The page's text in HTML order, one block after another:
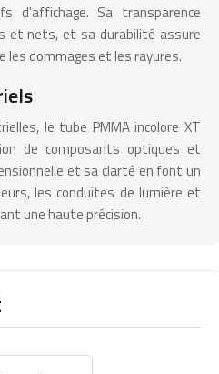
d'affichage. Sa transparence
et nets, et sa durabilité assure
les dommages et les rayures.
le tube PMMA incolore XT
de composants optiques et
et sa clarté en font un
les conduites de lumière et
une haute précision.